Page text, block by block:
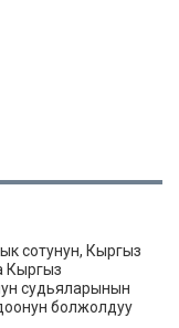
сотунун, Кыргыз
Кыргыз
судьяларынын
болжолдуу